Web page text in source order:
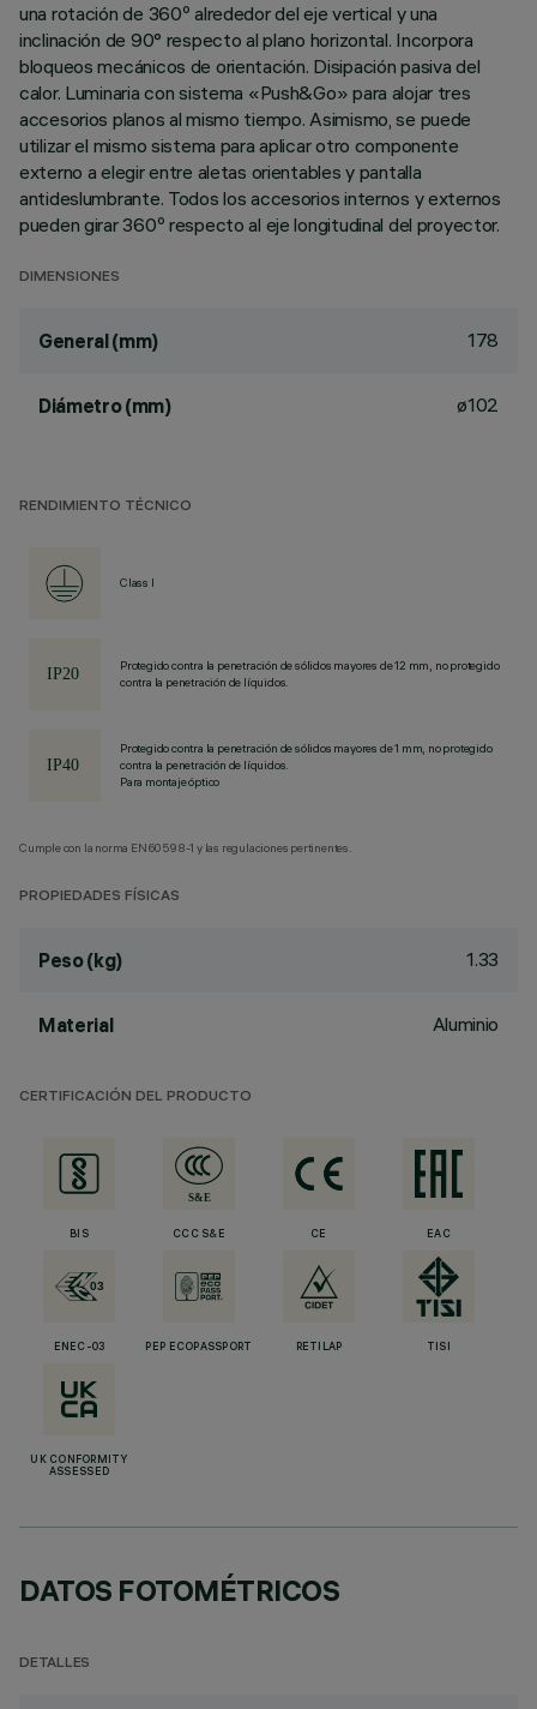
una rotación de 360º alrededor del eje vertical y una
inclinación de 90° respecto al plano horizontal. Incorpora
bloqueos mecánicos de orientación. Disipación pasiva del
calor. Luminaria con sistema «Push&Go» para alojar tres
accesorios planos al mismo tiempo. Asimismo, se puede
utilizar el mismo sistema para aplicar otro componente
externo a elegir entre aletas orientables y pantalla
antideslumbrante. Todos los accesorios internos y externos
pueden girar 360º respecto al eje longitudinal del proyector.
DIMENSIONES
General (mm) 178
Diámetro (mm) ø102
RENDIMIENTO TÉCNICO
Class I
Protegido contra la penetración de sólidos mayores de 12 mm, no protegido
contra la penetración de líquidos.
Protegido contra la penetración de sólidos mayores de 1 mm, no protegido
contra la penetración de líquidos.
Para montaje óptico
Cumple con la norma EN60598-1 y las regulaciones pertinentes.
PROPIEDADES FÍSICAS
Peso (kg) 1.33
Material Aluminio
CERTIFICACIÓN DEL PRODUCTO
BIS CCC S&E CE EAC
ENEC-03 PEP ECOPASSPORT RETILAP TISI
UK CONFORMITY
ASSESSED
DATOS FOTOMÉTRICOS
DETALLES